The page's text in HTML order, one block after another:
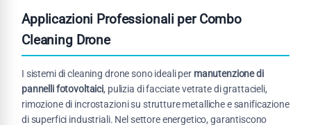
Applicazioni Professionali per Combo
Cleaning Drone
I sistemi di cleaning drone sono ideali per manutenzione di
pannelli fotovoltaici, pulizia di facciate vetrate di grattacieli,
rimozione di incrostazioni su strutture metalliche e sanificazione
di superfici industriali. Nel settore energetico, garantiscono